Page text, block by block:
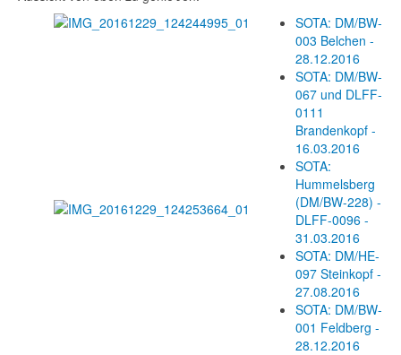
SOTA: DM/BW-
003 Belchen -
28.12.2016
SOTA: DM/BW-
067 und DLFF-
0111
Brandenkopf -
16.03.2016
SOTA:
Hummelsberg
(DM/BW-228) -
DLFF-0096 -
31.03.2016
SOTA: DM/HE-
097 Steinkopf -
27.08.2016
SOTA: DM/BW-
001 Feldberg -
28.12.2016